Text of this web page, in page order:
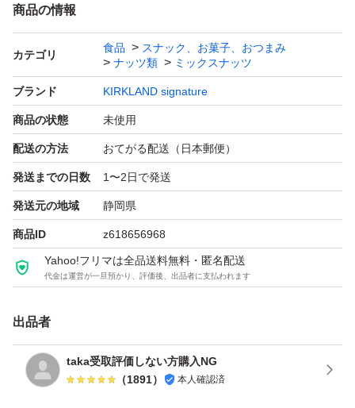
日々の食事に加えるのに適しています。
商品の情報
カテゴリ
食品
スナック、お菓子、おつまみ
ナッツ類
ミックスナッツ
ブランド KIRKLAND signature
商品の状態 未使用
配送の方法 おてがる配送（日本郵便）
発送までの日数 1〜2日で発送
発送元の地域 静岡県
商品ID z618656968
Yahoo!フリマは全品送料無料・匿名配送
代金は運営が一旦預かり、評価後、出品者に支払われます
出品者
taka受取評価しない方購入NG
（1891） 本人確認済